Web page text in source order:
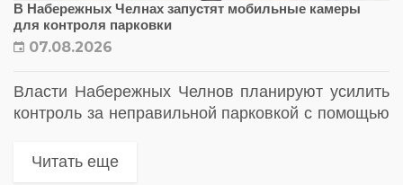
В Набережных Челнах запустят мобильные камеры
для контроля парковки
07.08.2026
Власти Набережных Челнов планируют усилить
контроль за неправильной парковкой с помощью
маршрутов будущего патрулирования
Читать еще